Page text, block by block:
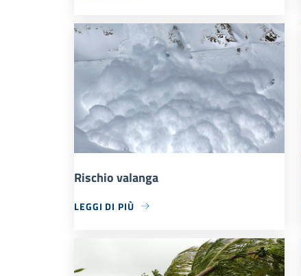
Rischio valanga
LEGGI DI PIÙ